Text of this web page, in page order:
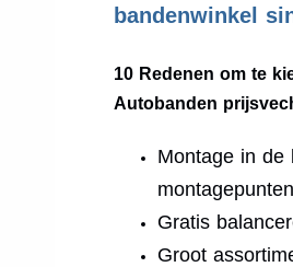
bandenwinkel
10 Redenen om te
Autobanden
Montage in de
montagepunten
Gratis
Groot